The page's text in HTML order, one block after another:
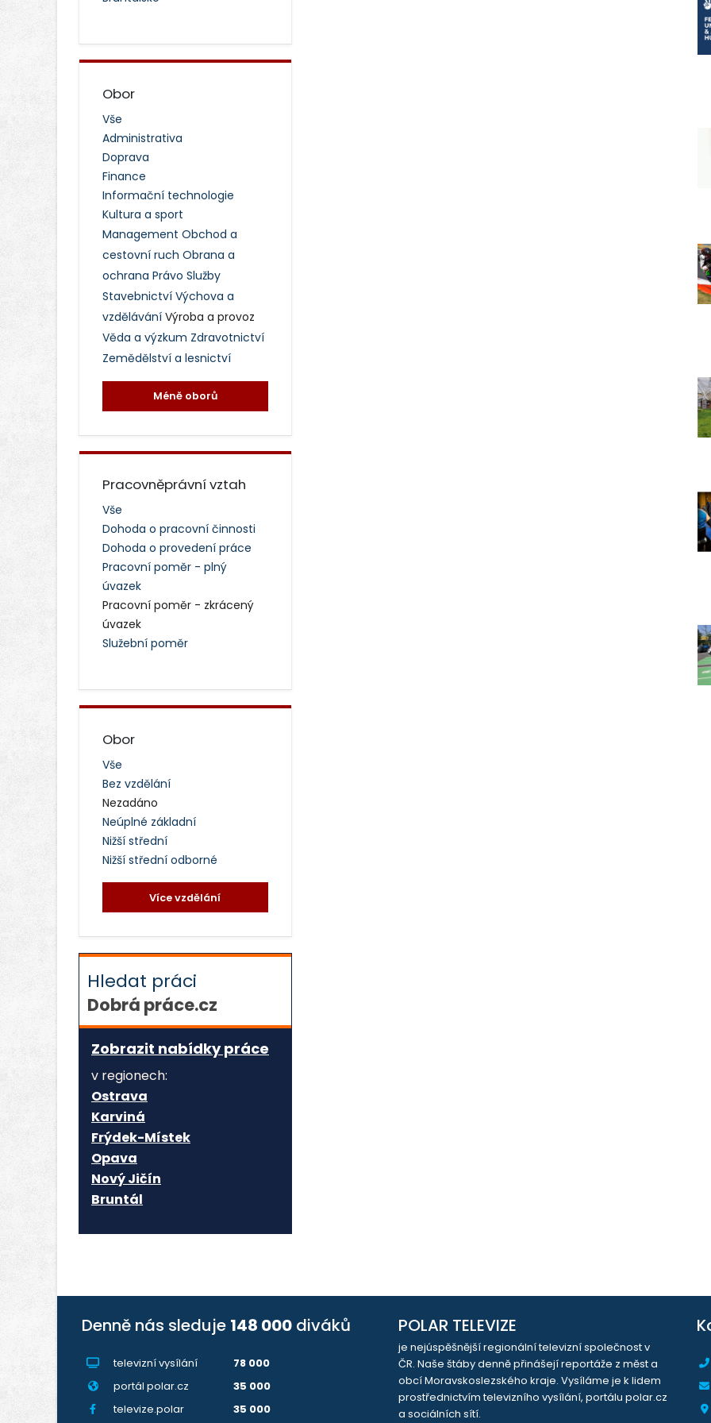
Obor
Vše
Administrativa
Doprava
Finance
Informační technologie
Kultura a sport
Management Obchod a
cestovní ruch Obrana a
ochrana Právo Služby
Stavebnictví Výchova a
vzdělávání Výroba a provoz
Věda a výzkum Zdravotnictví
Zemědělství a lesnictví
Méně oborů
Pracovněprávní vztah
Vše
Dohoda o pracovní činnosti
Dohoda o provedení práce
Pracovní poměr - plný
úvazek
Pracovní poměr - zkrácený
úvazek
Služební poměr
Obor
Vše
Bez vzdělání
Nezadáno
Neúplné základní
Nižší střední
Nižší střední odborné
Více vzdělání
Hledat práci
Dobrá práce.cz
Zobrazit nabídky práce
v regionech:
Ostrava
Karviná
Frýdek-Místek
Opava
Nový Jičín
Bruntál
Denně nás sleduje 148 000 diváků
televizní vysílání
78 000
portál polar.cz
35 000
televize.polar
35 000
POLAR TELEVIZE
je nejúspěšnější regionální televizní společnost v
ČR. Naše štáby denně přinášejí reportáže z měst a
obcí Moravskoslezského kraje. Vysíláme je k lidem
prostřednictvím televizního vysílání, portálu polar.cz
a sociálních sítí.